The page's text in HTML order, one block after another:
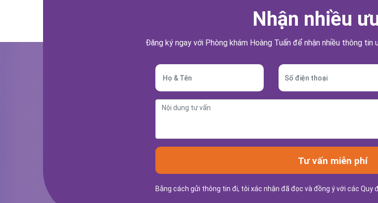
Nhận nhiều
Đăng ký ngay với Phòng khám Hoàng Tuấn để nhận nhiều thông
Tư vấn miễn phí
Bằng cách gửi thông tin đi, tôi xác nhận đã đọc và đồng ý với các Quy